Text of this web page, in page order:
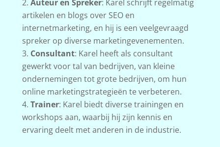
Auteur en Spreker: Karel schrijft regelmatig
artikelen en blogs over SEO en
internetmarketing, en hij is een veelgevraagd
spreker op diverse marketingevenementen.
Consultant: Karel heeft als consultant
gewerkt voor tal van bedrijven, van kleine
ondernemingen tot grote bedrijven, om hun
online marketingstrategieën te verbeteren.
Trainer: Karel biedt diverse trainingen en
workshops aan, waarbij hij zijn kennis en
ervaring deelt met anderen in de industrie.